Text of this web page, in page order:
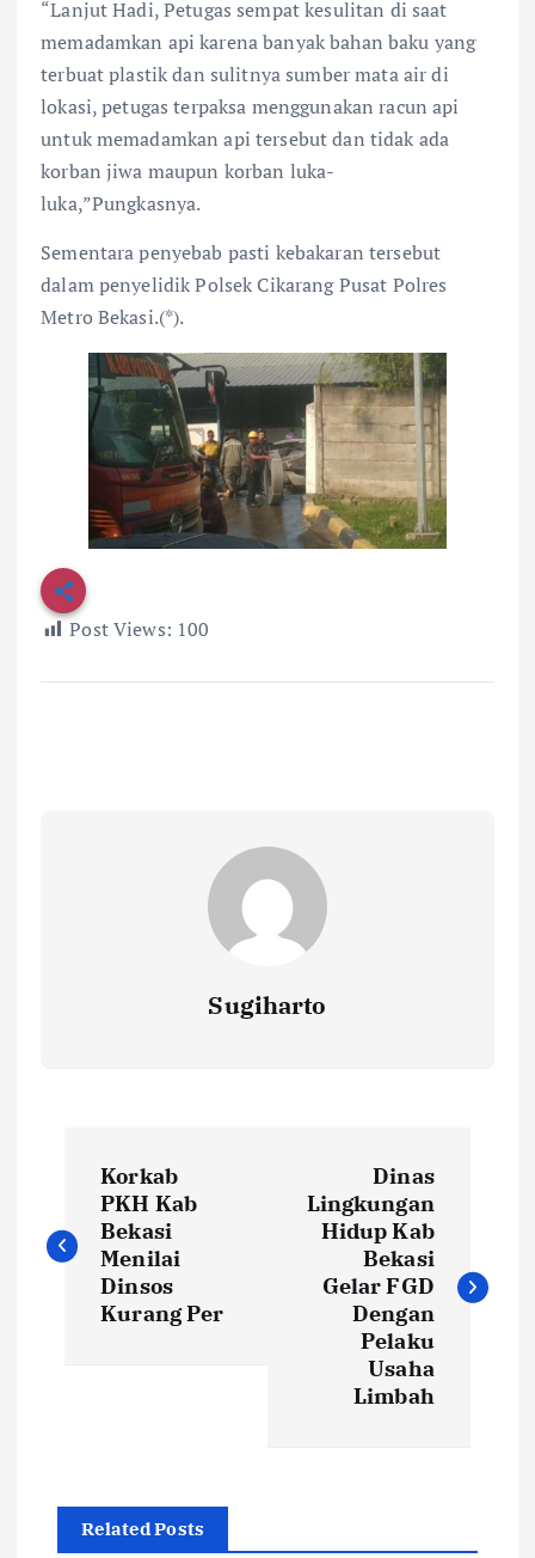
“Lanjut Hadi, Petugas sempat kesulitan di saat
memadamkan api karena banyak bahan baku yang
terbuat plastik dan sulitnya sumber mata air di
lokasi, petugas terpaksa menggunakan racun api
untuk memadamkan api tersebut dan tidak ada
korban jiwa maupun korban luka-
luka,”Pungkasnya.
Sementara penyebab pasti kebakaran tersebut
dalam penyelidik Polsek Cikarang Pusat Polres
Metro Bekasi.(*).
Post Views: 100
Sugiharto
a
v
s
Korkab
PKH Kab
Bekasi
Menilai
Dinsos
Kurang Per
Dinas
Lingkungan
Hidup Kab
Bekasi
Gelar FGD
Dengan
Pelaku
Usaha
Limbah
Related Posts